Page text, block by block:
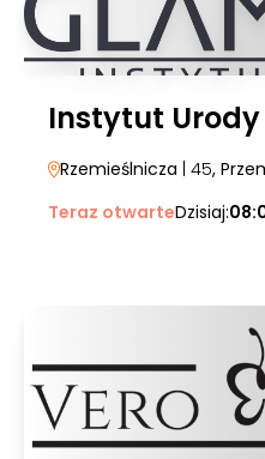
Instytut
Rzemieślnicza | 45,
Teraz otwarteDzisiaj: